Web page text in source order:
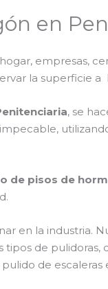
en
empresas,
la superficie a
, se
de pisos de
en la industria.
tipos de pulidoras,
de escaleras